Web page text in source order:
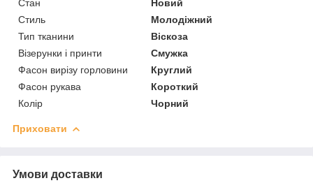
Стан
Новий
Стиль
Молодіжний
Тип тканини
Віскоза
Візерунки і принти
Смужка
Фасон вирізу горловини
Круглий
Фасон рукава
Короткий
Колір
Чорний
Приховати
Умови доставки